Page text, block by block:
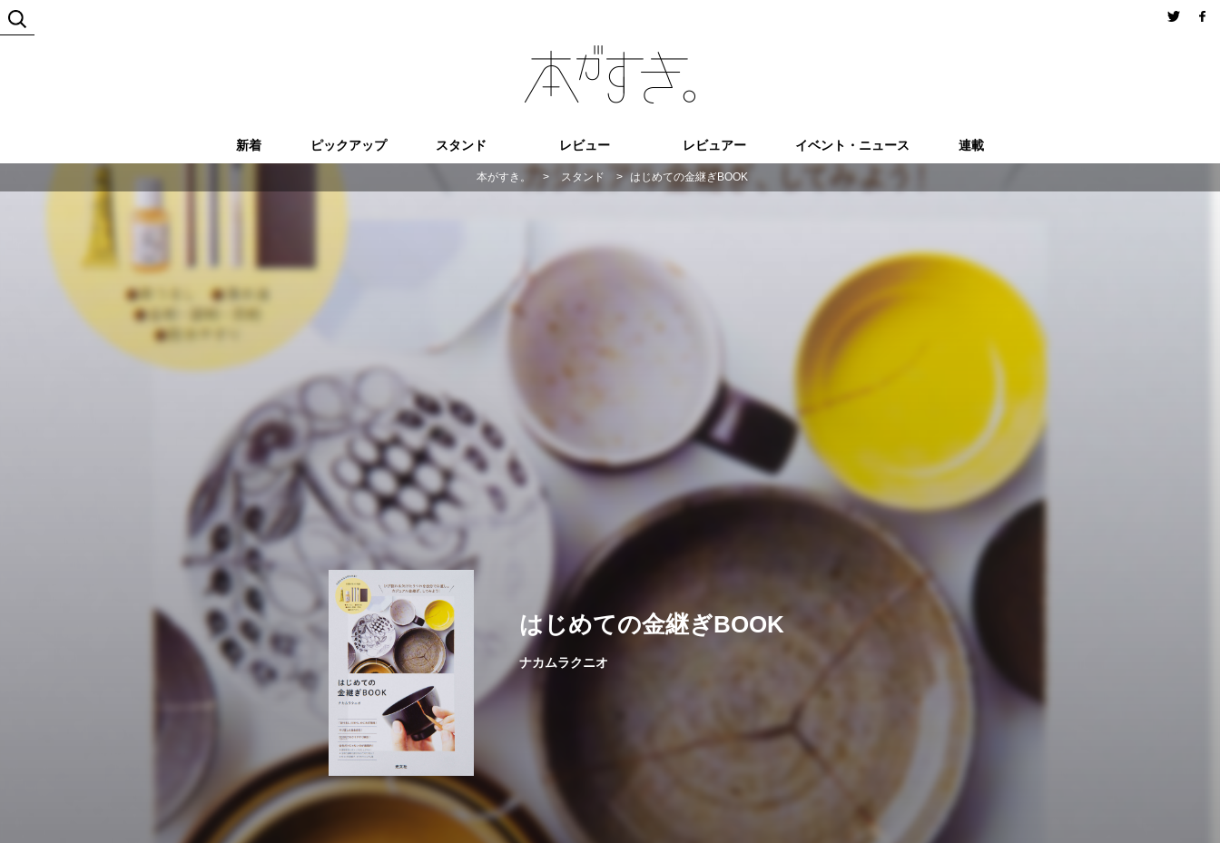
新着 ピックアップ スタンド レビュー レビュアー イベント・ニュース 連載
本がすき。 > スタンド > はじめての金継ぎBOOK
はじめての金継ぎBOOK
ナカムラクニオ